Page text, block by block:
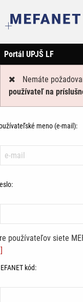
Portál UPJŠ LF
Nemáte
používateľ na
meno (e-mail):
používateľov siete
kód: